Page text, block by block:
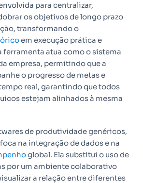
para centralizar,
os objetivos de longo prazo
transformando o
em execução prática e
ferramenta atua como o sistema
empresa, permitindo que a
o progresso de metas e
real, garantindo que todos
estejam alinhados à mesma
de produtividade genéricos,
na integração de dados e na
global. Ela substitui o uso de
por um ambiente colaborativo
a relação entre diferentes